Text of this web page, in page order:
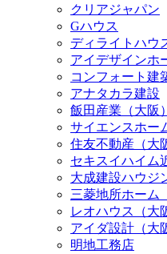
クリアジャパン
Gハウス
ディライトハウ
アイデザインホ
コンフォート建
アナタカラ建設
飯田産業（大阪）
サイエンスホー
住友不動産（大
セキスイハイム
大成建設ハウジ
三菱地所ホーム
レオハウス（大
アイダ設計（大
明地工務店